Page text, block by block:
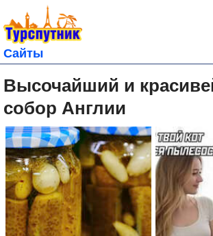
Сайты
Высочайший и
собор Англии